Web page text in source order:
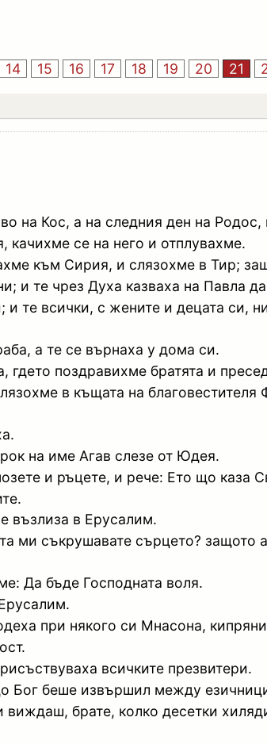
14 15 16 17 18 19 20 21
на Кос, а на следния ден на Родос,
се на него и отплувахме.
към Сирия, и слязохме в Тир;
и те чрез Духа казваха на Павла
те всички, с жените и децата си,
а те се върнаха у дома си.
поздравихме братята и
в къщата на
на име Агав слезе от Юдея.
и ръцете, и рече: Ето що
възлиза в Ерусалим.
ми съкрушавате сърцето?
Да бъде Господната воля.
при някого си Мнасона,
всичките презвитери.
Бог беше извършил между
виждаш, брате, колко десетки